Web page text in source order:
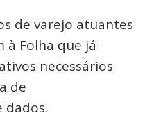
de varejo atuantes
à Folha que já
necessários
de